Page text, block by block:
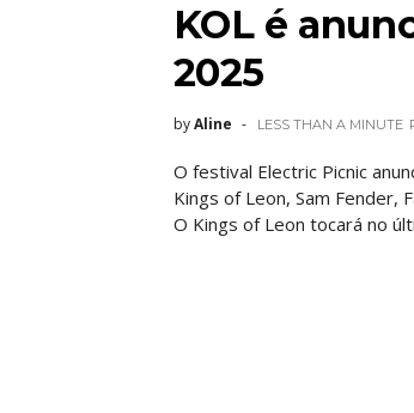
KOL é
2025
byAline LESS THAN A MINUTE
O festival Electric Picnic
Kings of Leon, Sam Fender,
O Kings of Leon tocará no